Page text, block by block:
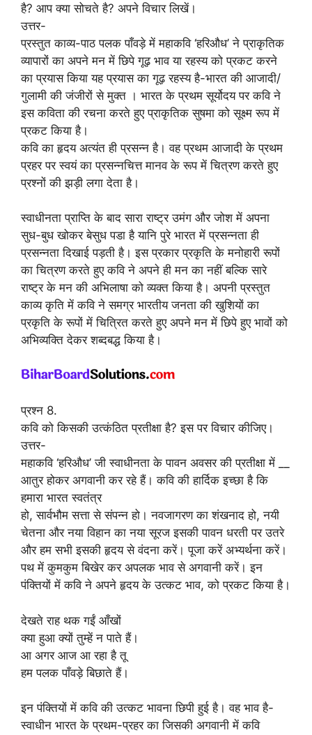
है? आप क्या सोचते है? अपने विचार लिखें।
उत्तर-
प्रस्तुत काव्य-पाठ पलक पाँवड़े में महाकवि ‘हरिऔध’ ने प्राकृतिक
व्यापारों का अपने मन में छिपे गूढ़ भाव या रहस्य को प्रकट करने
का प्रयास किया यह प्रयास का गूढ़ रहस्य है-भारत की आजादी/
गुलामी की जंजीरों से मुक्त । भारत के प्रथम सूर्योदय पर कवि ने
इस कविता की रचना करते हुए प्राकृतिक सुषमा को सूक्ष्म रूप में
प्रकट किया है।
कवि का हृदय अत्यंत ही प्रसन्न है। वह प्रथम आजादी के प्रथम
प्रहर पर स्वयं का प्रसन्नचित्त मानव के रूप में चित्रण करते हुए
प्रश्नों की झड़ी लगा देता है।
स्वाधीनता प्राप्ति के बाद सारा राष्ट्र उमंग और जोश में अपना
सुध-बुध खोकर बेसुध पडा है यानि पुरे भारत में प्रसन्नता ही
प्रसन्नता दिखाई पड़ती है। इस प्रकार प्रकृति के मनोहारी रूपों
का चित्रण करते हुए कवि ने अपने ही मन का नहीं बल्कि सारे
राष्ट्र के मन की अभिलाषा को व्यक्त किया है। अपनी प्रस्तुत
काव्य कृति में कवि ने समग्र भारतीय जनता की खुशियों का
प्रकृति के रूपों में चित्रित करते हुए अपने मन में छिपे हुए भावों को
अभिव्यक्ति देकर शब्दबद्ध किया है।
प्रश्न 8.
कवि को किसकी उत्कंठित प्रतीक्षा है? इस पर विचार कीजिए।
उत्तर-
महाकवि ‘हरिऔध’ जी स्वाधीनता के पावन अवसर की प्रतीक्षा में __
आतुर होकर अगवानी कर रहे हैं। कवि की हार्दिक इच्छा है कि
हमारा भारत स्वतंत्र
हो, सार्वभौम सत्ता से संपन्न हो। नवजागरण का शंखनाद हो, नयी
चेतना और नया विहान का नया सूरज इसकी पावन धरती पर उतरे
और हम सभी इसकी हृदय से वंदना करें। पूजा करें अभ्यर्थना करें।
पथ में कुमकुम बिखेर कर अपलक भाव से अगवानी करें। इन
पंक्तियों में कवि ने अपने हृदय के उत्कट भाव, को प्रकट किया है।
देखते राह थक गईं आँखों
क्या हुआ क्यों तुम्हें न पाते हैं।
आ अगर आज आ रहा है तू
हम पलक पाँवड़े बिछाते हैं।
इन पंक्तियों में कवि की उत्कट भावना छिपी हुई है। वह भाव है-
स्वाधीन भारत के प्रथम-प्रहर का जिसकी अगवानी में कवि